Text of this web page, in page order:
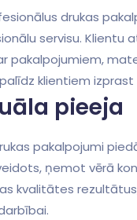
drukas
servisu. Klientu
pakalpojumiem,
klientiem
pieeja
pakalpojumi
ņemot ⁢vērā
‌kvalitātes